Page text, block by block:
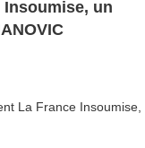
Insoumise, un